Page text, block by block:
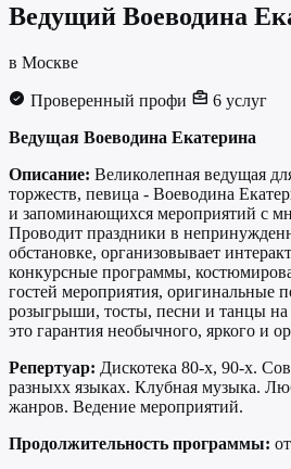
Ведущий Воеводина
в Москве
Проверенный профи
6 услуг
Ведущая Воеводина Екатерина
Описание: Великолепная ведущая
торжеств, певица - Воеводина
и запоминающихся мероприятий с
Проводит праздники в
обстановке, организовывает
конкурсные программы,
гостей мероприятия, оригинальные
розыгрыши, тосты, песни и танцы
это гарантия необычного, яркого и
Репертуар: Дискотека 80-х, 90-х.
разныхх языках. Клубная музыка.
жанров. Ведение мероприятий.
Продолжительность программы: